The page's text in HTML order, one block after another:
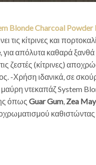
Blonde Charcoal Powder
τις κίτρινες και
, για απόλυτα καθαρά
ζεστές (κίτρινες)
-Χρήση ιδανικά, σε
ντεκαπάζ System
όπως Guar Gum, Zea
καθιστώντας